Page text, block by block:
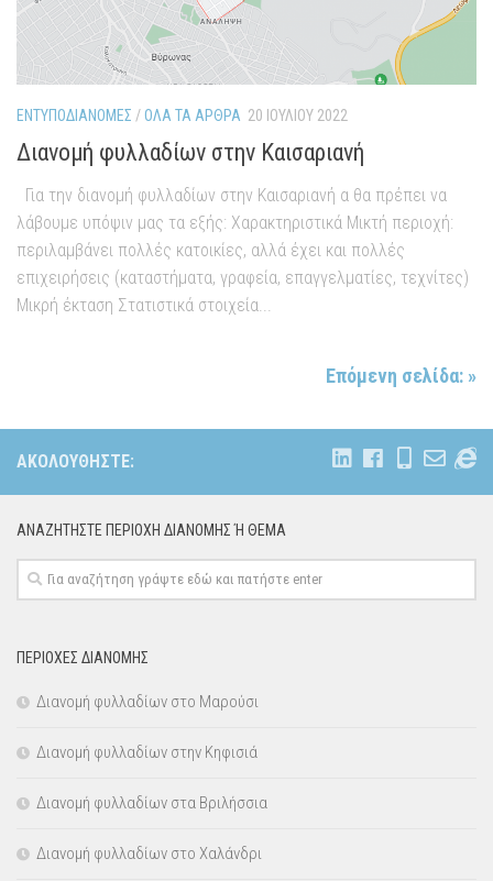
ΕΝΤΥΠΟΔΙΑΝΟΜΈΣ /ΌΛΑ ΤΑ ΆΡΘΡΑ 20 ΙΟΥΛΊΟΥ 2022
Διανομή φυλλαδίων στην Καισαριανή
Για την διανομή φυλλαδίων στην Καισαριανή α θα πρέπει να
λάβουμε υπόψιν μας τα εξής: Χαρακτηριστικά Μικτή περιοχή:
περιλαμβάνει πολλές κατοικίες, αλλά έχει και πολλές
επιχειρήσεις (καταστήματα, γραφεία, επαγγελματίες, τεχνίτες)
Μικρή έκταση Στατιστικά στοιχεία...
Επόμενη σελίδα: »
ΑΚΟΛΟΥΘΉΣΤΕ:
ΑΝΑΖΗΤΉΣΤΕ ΠΕΡΙΟΧΉ ΔΙΑΝΟΜΗΣ Ή ΘΕΜΑ
ΠΕΡΙΟΧΕΣ ΔΙΑΝΟΜΗΣ
Διανομή φυλλαδίων στο Μαρούσι
Διανομή φυλλαδίων στην Κηφισιά
Διανομή φυλλαδίων στα Βριλήσσια
Διανομή φυλλαδίων στο Χαλάνδρι